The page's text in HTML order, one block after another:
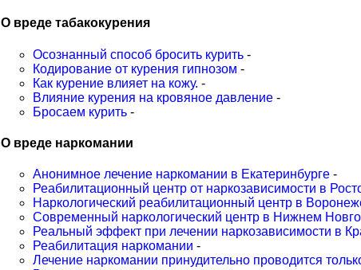
О вреде табакокурения
Осознанный способ бросить курить -
Кодирование от курения гипнозом -
Как курение влияет на кожу. -
Влияние курения на кровяное давление -
Бросаем курить -
О вреде наркомании
Анонимное лечение наркомании в Екатеринбурге -
Реабилитационный центр от наркозависимости в
Наркологический реабилитационный центр в
Современный наркологический центр в Нижнем
Реальный эффект при лечении наркозависимости в
Реабилитация наркомании -
Лечение наркомании принудительно проводится